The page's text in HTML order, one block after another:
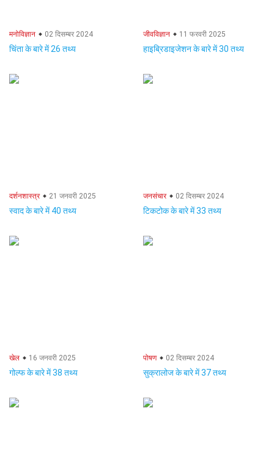
मनोविज्ञान 02 दिसम्बर 2024
चिंता के बारे में 26 तथ्य
जीवविज्ञान 11 फरवरी 2025
हाइब्रिडाइजेशन के बारे में 30 तथ्य
दर्शनशास्त्र 21 जनवरी 2025
स्वाद के बारे में 40 तथ्य
जनसंचार 02 दिसम्बर 2024
टिकटोक के बारे में 33 तथ्य
खेल 16 जनवरी 2025
गोल्फ के बारे में 38 तथ्य
पोषण 02 दिसम्बर 2024
सुक्रालोज के बारे में 37 तथ्य